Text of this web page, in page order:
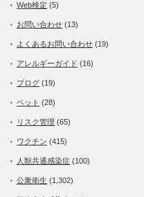
Web検定 (5)
お問い合わせ (13)
よくあるお問い合わせ (19)
アレルギーガイド (16)
ブログ (19)
ペット (28)
リスク管理 (65)
ワクチン (415)
人獣共通感染症 (100)
公衆衛生 (1,302)